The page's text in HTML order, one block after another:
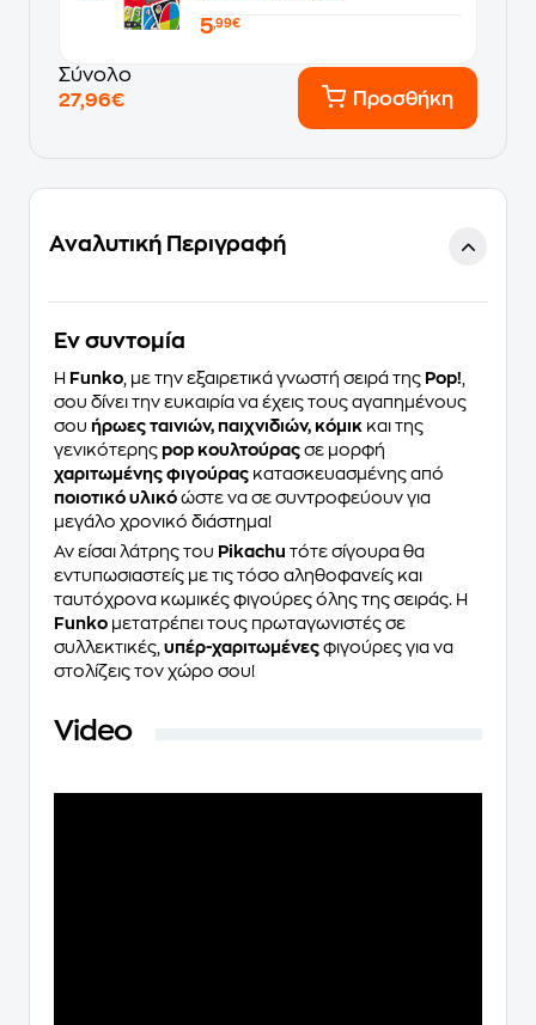
5,99€
Σύνολο
27,96€
Προσθήκη
Αναλυτική Περιγραφή
Eν συντομία
Η Funko , με την εξαιρετικά γνωστή σειρά της Pop!
σου δίνει την ευκαιρία να έχεις τους αγαπημένους
σου ήρωες ταινιών, παιχνιδιών, κόμικ και της
γενικότερης pop κουλτούρας σε μορφή
χαριτωμένης φιγούρας κατασκευασμένης από
ποιοτικό υλικό ώστε να σε συντροφεύουν για
μεγάλο χρονικό διάστημα!
Αν είσαι λάτρης του Pikachu τότε σίγουρα θα
εντυπωσιαστείς με τις τόσο αληθοφανείς και
ταυτόχρονα κωμικές φιγούρες όλης της σειράς. Η
Funko μετατρέπει τους πρωταγωνιστές σε
συλλεκτικές, υπέρ-χαριτωμένες φιγούρες για να
στολίζεις τον χώρο σου!
Video